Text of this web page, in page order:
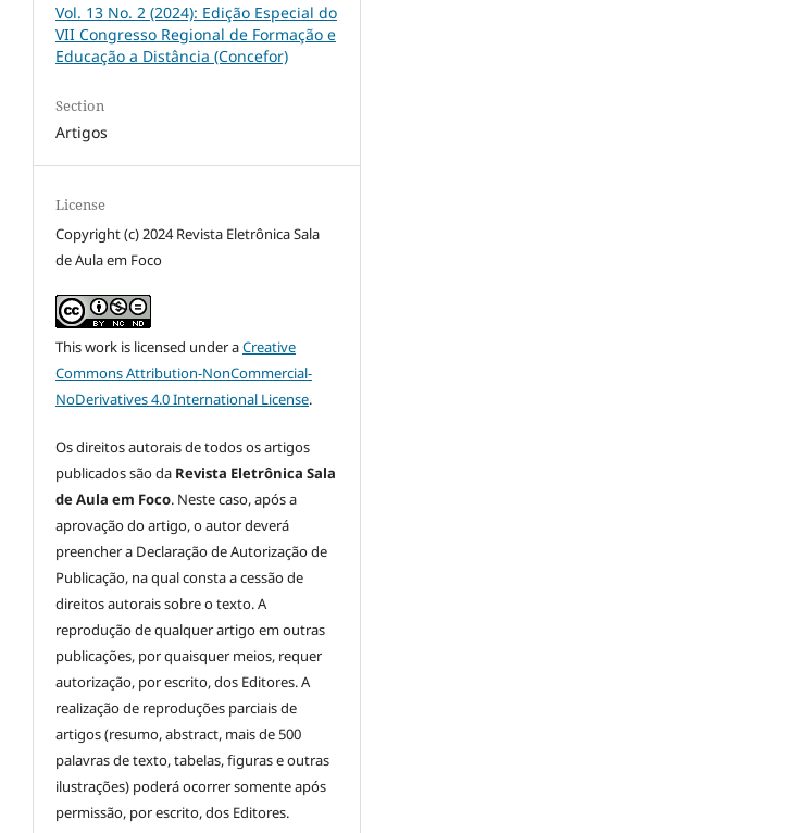
Vol. 13 No. 2 (2024): Edição Especial do
VII Congresso Regional de Formação e
Educação a Distância (Concefor)
Section
Artigos
License
Copyright (c) 2024 Revista Eletrônica Sala
de Aula em Foco
This work is licensed under aCreative
Commons Attribution-NonCommercial-
NoDerivatives 4.0 International License.
Os direitos autorais de todos os artigos
publicados são da Revista Eletrônica Sala
de Aula em Foco. Neste caso, após a
aprovação do artigo, o autor deverá
preencher a Declaração de Autorização de
Publicação, na qual consta a cessão de
direitos autorais sobre o texto. A
reprodução de qualquer artigo em outras
publicações, por quaisquer meios, requer
autorização, por escrito, dos Editores. A
realização de reproduções parciais de
artigos (resumo, abstract, mais de 500
palavras de texto, tabelas, figuras e outras
ilustrações) poderá ocorrer somente após
permissão, por escrito, dos Editores.